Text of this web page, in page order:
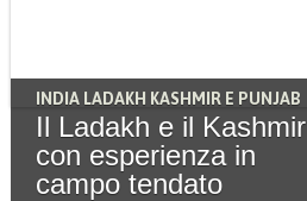
INDIA LADAKH KASHMIR E PUNJAB
Il Ladakh e il Kashmir
con esperienza in
campo tendato